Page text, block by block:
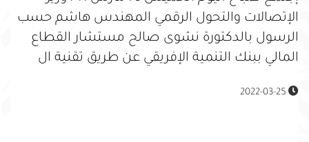
الإتصالات والتحول الرقمي المهندس هاشم حسب
الرسول بالدكتورة نشوى صالح مستشار القطاع
المالي ببنك التنمية الإفريقي عن طريق تقنية ال